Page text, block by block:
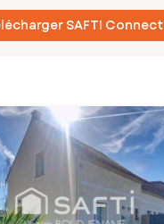
SAFTI Connect